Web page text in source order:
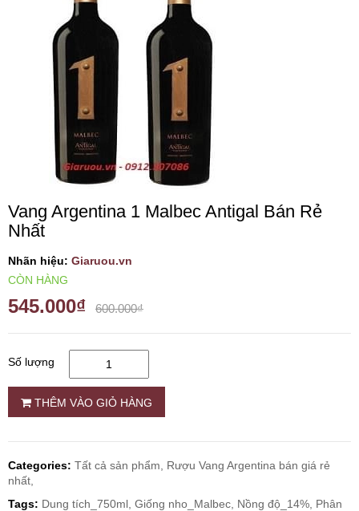
VANG TÂY BAN NHA
RƯỢU VANG MỸ
RƯỢU VANG NGỌT
RƯỢU VANG BỊCH
RƯỢU VANG ÚC
RƯỢU VANG ÁO
RƯỢU SỮA
RƯỢU CHAMPANGNE
RƯỢU WHISKY
RƯỢU XO BRANDY
Vang Argentina 1 Malbec Antigal Bán Rẻ
Nhất
Nhãn hiệu: Giaruou.vn
CÒN HÀNG
545.000₫ 600.000₫
Số lượng
THÊM VÀO GIỎ HÀNG
Categories: Tất cả sản phẩm,
Rượu Vang Argentina bán giá rẻ
nhất,
Tags: Dung tích_750ml, Giống nho_Malbec, Nồng độ_14%, Phân